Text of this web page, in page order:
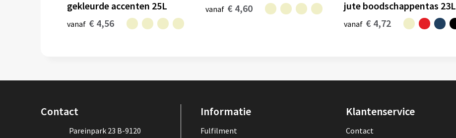
gekleurde accenten 25L
vanaf € 4,56
vanaf € 4,60
jute boodschappentas 23L
vanaf € 4,72
Contact
Pareinpark 23 B-9120
Informatie
Fulfilment
Klantenservice
Contact